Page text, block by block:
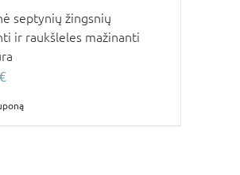
septynių žingsnių
ir raukšleles mažinanti